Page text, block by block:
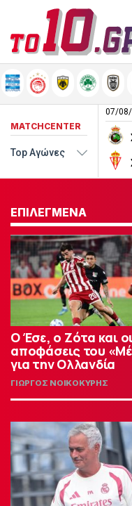
MATCHCENTER
07/08/
ΕΠΙΛΕΓΜΕΝΑ
Ο Έσε, ο Ζότα και
αποφάσεις του
για την Ολλανδία
ΓΙΩΡΓΟΣ ΝΟΙΚΟΚΥΡΗΣ